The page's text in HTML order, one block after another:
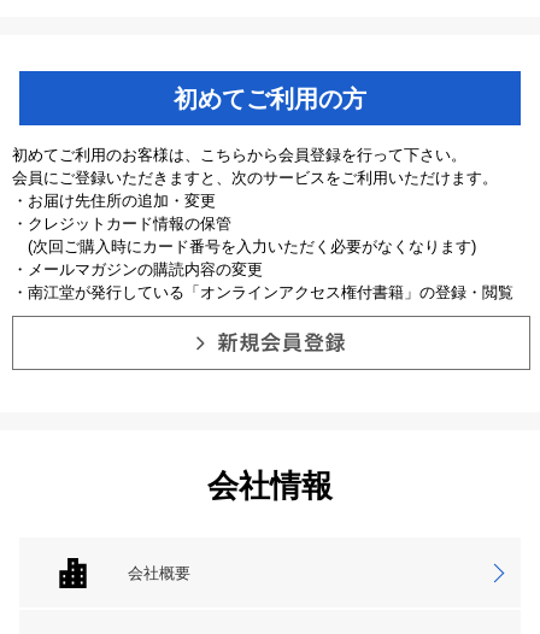
初めてご利用の方
初めてご利用のお客様は、こちらから会員登録を行って下さい。
会員にご登録いただきますと、次のサービスをご利用いただけます。
・お届け先住所の追加・変更
・クレジットカード情報の保管
(次回ご購入時にカード番号を入力いただく必要がなくなります)
・メールマガジンの購読内容の変更
・南江堂が発行している「オンラインアクセス権付書籍」の登録・閲覧
会社情報
会社概要